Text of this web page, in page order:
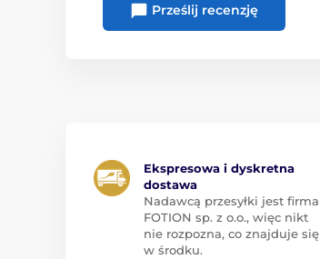
Prześlij recenzję
Ekspresowa i dyskretna
dostawa
Nadawcą przesyłki jest firma
FOTION sp. z o.o., więc nikt
nie rozpozna, co znajduje się
w środku.